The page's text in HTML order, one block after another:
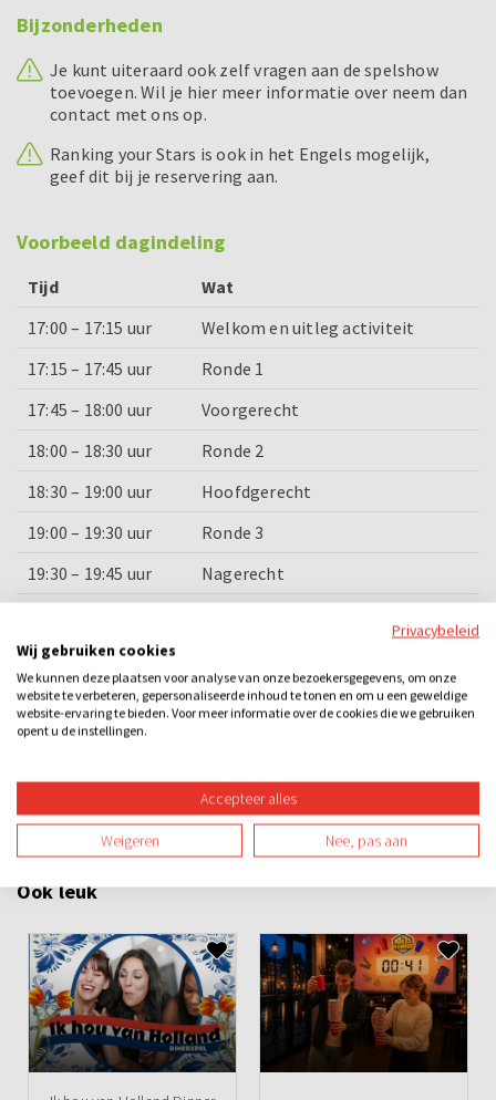
Bijzonderheden
Je kunt uiteraard ook zelf vragen aan de spelshow
toevoegen. Wil je hier meer informatie over neem dan
contact met ons op.
Ranking your Stars is ook in het Engels mogelijk,
geef dit bij je reservering aan.
Voorbeeld dagindeling
Tijd
Wat
17:00 – 17:15 uur
Welkom en uitleg activiteit
17:15 – 17:45 uur
Ronde 1
17:45 – 18:00 uur
Voorgerecht
18:00 – 18:30 uur
Ronde 2
18:30 – 19:00 uur
Hoofdgerecht
19:00 – 19:30 uur
Ronde 3
19:30 – 19:45 uur
Nagerecht
Categorieën
Dinner games Quizzen
Avond Overdag Binnen Spel Teambuilding
Ook leuk
Privacybeleid
Wij gebruiken cookies
We kunnen deze plaatsen voor analyse van onze bezoekersgegevens, om onze
website te verbeteren, gepersonaliseerde inhoud te tonen en om u een geweldige
website-ervaring te bieden. Voor meer informatie over de cookies die we gebruiken
opent u de instellingen.
Accepteer alles
Weigeren Nee, pas aan